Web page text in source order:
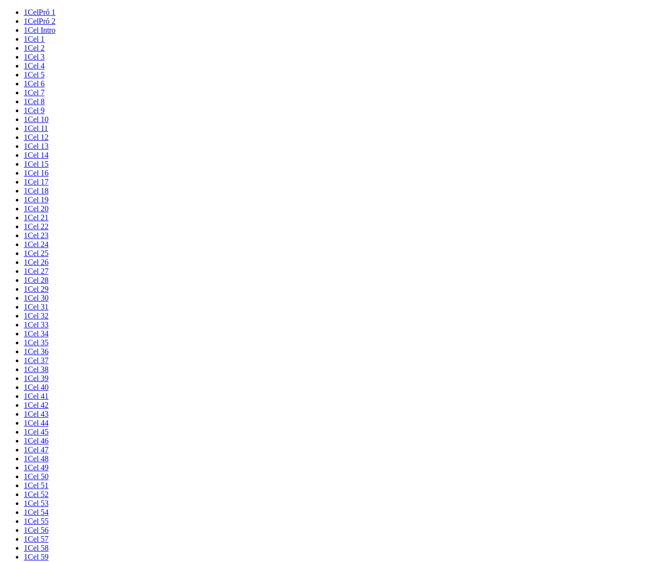
1CelPró 1
1CelPró 2
1Cel Intro
1Cel 1
1Cel 2
1Cel 3
1Cel 4
1Cel 5
1Cel 6
1Cel 7
1Cel 8
1Cel 9
1Cel 10
1Cel 11
1Cel 12
1Cel 13
1Cel 14
1Cel 15
1Cel 16
1Cel 17
1Cel 18
1Cel 19
1Cel 20
1Cel 21
1Cel 22
1Cel 23
1Cel 24
1Cel 25
1Cel 26
1Cel 27
1Cel 28
1Cel 29
1Cel 30
1Cel 31
1Cel 32
1Cel 33
1Cel 34
1Cel 35
1Cel 36
1Cel 37
1Cel 38
1Cel 39
1Cel 40
1Cel 41
1Cel 42
1Cel 43
1Cel 44
1Cel 45
1Cel 46
1Cel 47
1Cel 48
1Cel 49
1Cel 50
1Cel 51
1Cel 52
1Cel 53
1Cel 54
1Cel 55
1Cel 56
1Cel 57
1Cel 58
1Cel 59